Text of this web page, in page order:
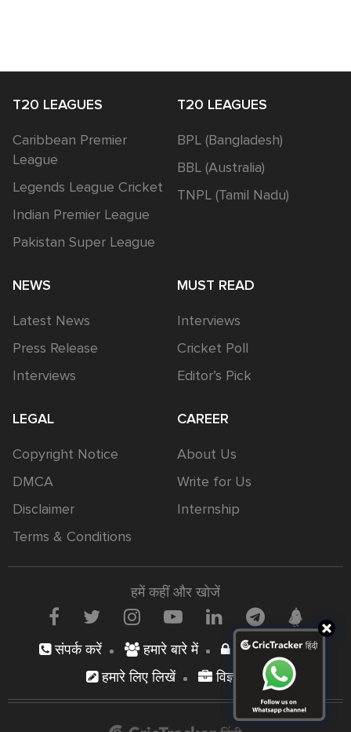
T20 LEAGUES
Caribbean Premier
League
Legends League Cricket
Indian Premier League
Pakistan Super League
T20 LEAGUES
BPL (Bangladesh)
BBL (Australia)
TNPL (Tamil Nadu)
NEWS
Latest News
Press Release
Interviews
MUST READ
Interviews
Cricket Poll
Editor’s Pick
LEGAL
Copyright Notice
DMCA
Disclaimer
Terms & Conditions
CAREER
About Us
Write for Us
Internship
हमें कहीं और खोजें
संपर्क करें हमारे बारे में
निजता नीति
हमारे लिए लिखें
विज्ञापन दें